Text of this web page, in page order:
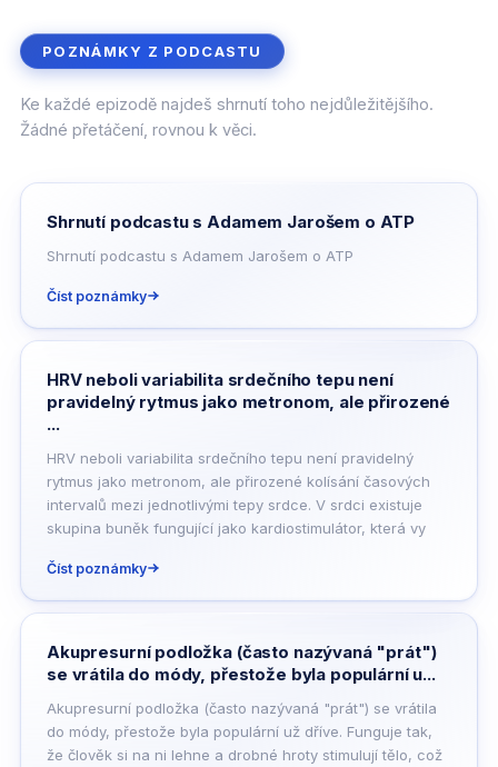
POZNÁMKY Z PODCASTU
Ke každé epizodě najdeš shrnutí toho nejdůležitějšího.
Žádné přetáčení, rovnou k věci.
Shrnutí podcastu s Adamem Jarošem o ATP
Shrnutí podcastu s Adamem Jarošem o ATP
Číst poznámky
HRV neboli variabilita srdečního tepu není
pravidelný rytmus jako metronom, ale přirozené
...
HRV neboli variabilita srdečního tepu není pravidelný
rytmus jako metronom, ale přirozené kolísání časových
intervalů mezi jednotlivými tepy srdce. V srdci existuje
skupina buněk fungující jako kardiostimulátor, která vy
Číst poznámky
Akupresurní podložka (často nazývaná "prát")
se vrátila do módy, přestože byla populární u...
Akupresurní podložka (často nazývaná "prát") se vrátila
do módy, přestože byla populární už dříve. Funguje tak,
že člověk si na ni lehne a drobné hroty stimulují tělo, což